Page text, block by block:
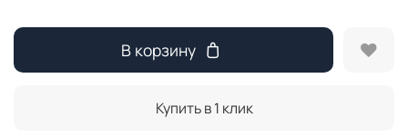
В корзину
Купить в 1 клик